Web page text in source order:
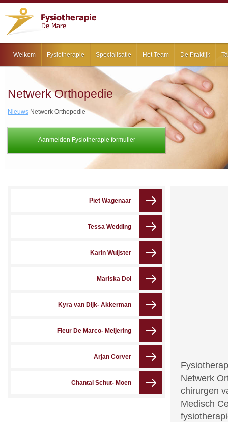
Welkom Fysiotherapie Specialisatie Het Team De Praktijk
Aanmelden Fysiotherapie formulier
Netwerk Orthopedie
Nieuws Netwerk Orthopedie
Piet Wagenaar
Tessa Wedding
Karin Wuijster
Mariska Dol
Kyra van Dijk- Akkerman
Fleur De Marco- Meijering
Arjan Corver
Chantal Schut- Moen
Netwerk
chirurgen
Medisch